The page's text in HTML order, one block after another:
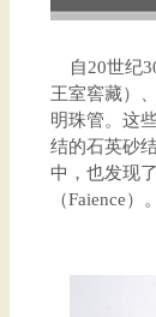
自20世纪
王室窖藏）
明珠管。这
结的石英砂
中，也发现
（Faience）。